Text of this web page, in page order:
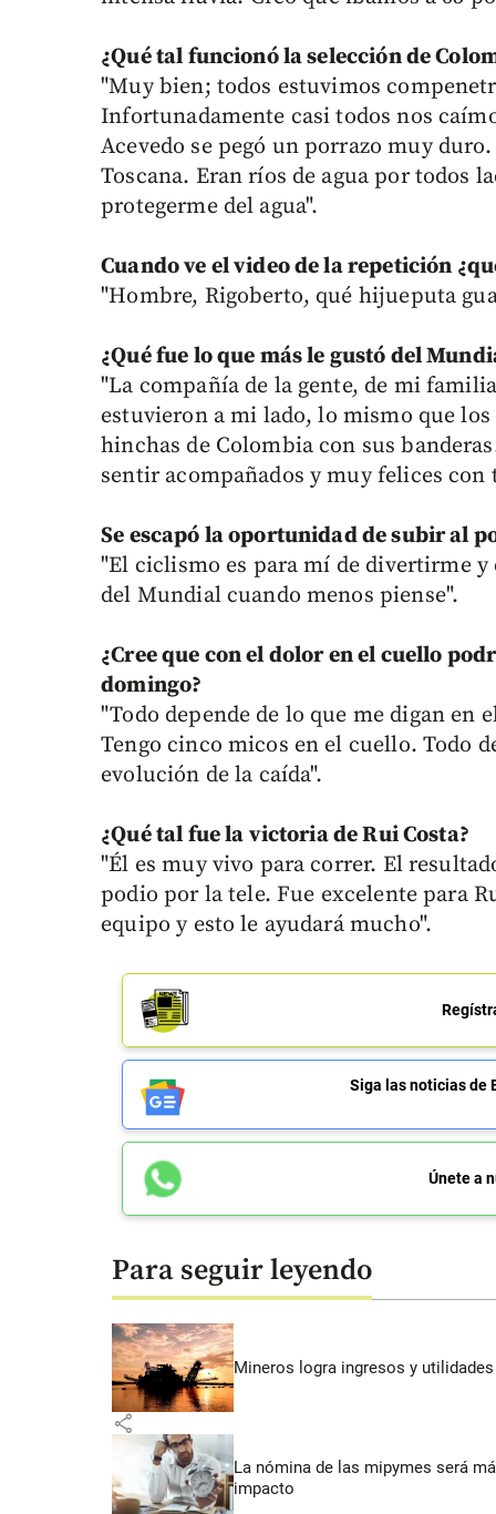
¿Qué tal funcionó la selección de
"Muy bien; todos estuvimos
Infortunadamente casi todos nos
Acevedo se pegó un porrazo muy
Toscana. Eran ríos de agua por todos
protegerme del agua".
Cuando ve el video de la repetición
"Hombre, Rigoberto, qué hijueputa
¿Qué fue lo que más le gustó del
"La compañía de la gente, de mi
estuvieron a mi lado, lo mismo que
hinchas de Colombia con sus
sentir acompañados y muy felices con
Se escapó la oportunidad de subir al
"El ciclismo es para mí de divertirme
del Mundial cuando menos piense".
¿Cree que con el dolor en el cuello
domingo?
"Todo depende de lo que me digan en
Tengo cinco micos en el cuello. Todo
evolución de la caída".
¿Qué tal fue la victoria de Rui Costa?
"Él es muy vivo para correr. El
podio por la tele. Fue excelente para
equipo y esto le ayudará mucho".
Siga las noticias de
Únete a
Para seguir leyendo
Mineros logra ingresos y
share
La nómina de las mipymes será
impacto